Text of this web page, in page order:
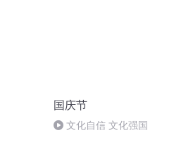
国庆节
文化自信 文化强国